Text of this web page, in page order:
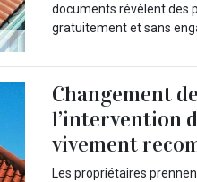
documents révèlent des
gratuitement et sans
Changement
l’intervention
vivement
Les propriétaires